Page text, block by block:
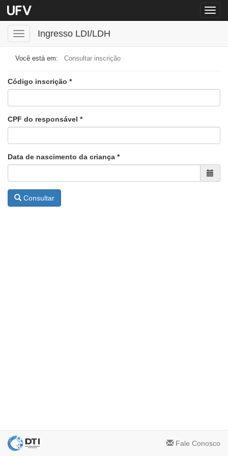
Menu
Toggle
navigation
Ingresso LDI/LDH
Consultar inscrição
Código inscrição (Obrigatório)
CPF do responsável (Obrigatório)
Data de nascimento da criança (Obrigatório)
Consultar
Fale Conosco